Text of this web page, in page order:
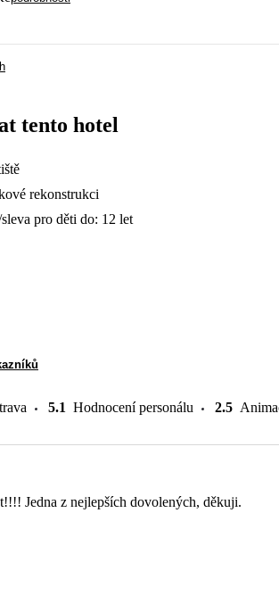
tento hotel
rekonstrukci
pro děti do: 12 let
5.1 Hodnocení personálu 2.5
Jedna z nejlepších dovolených, děkuji.